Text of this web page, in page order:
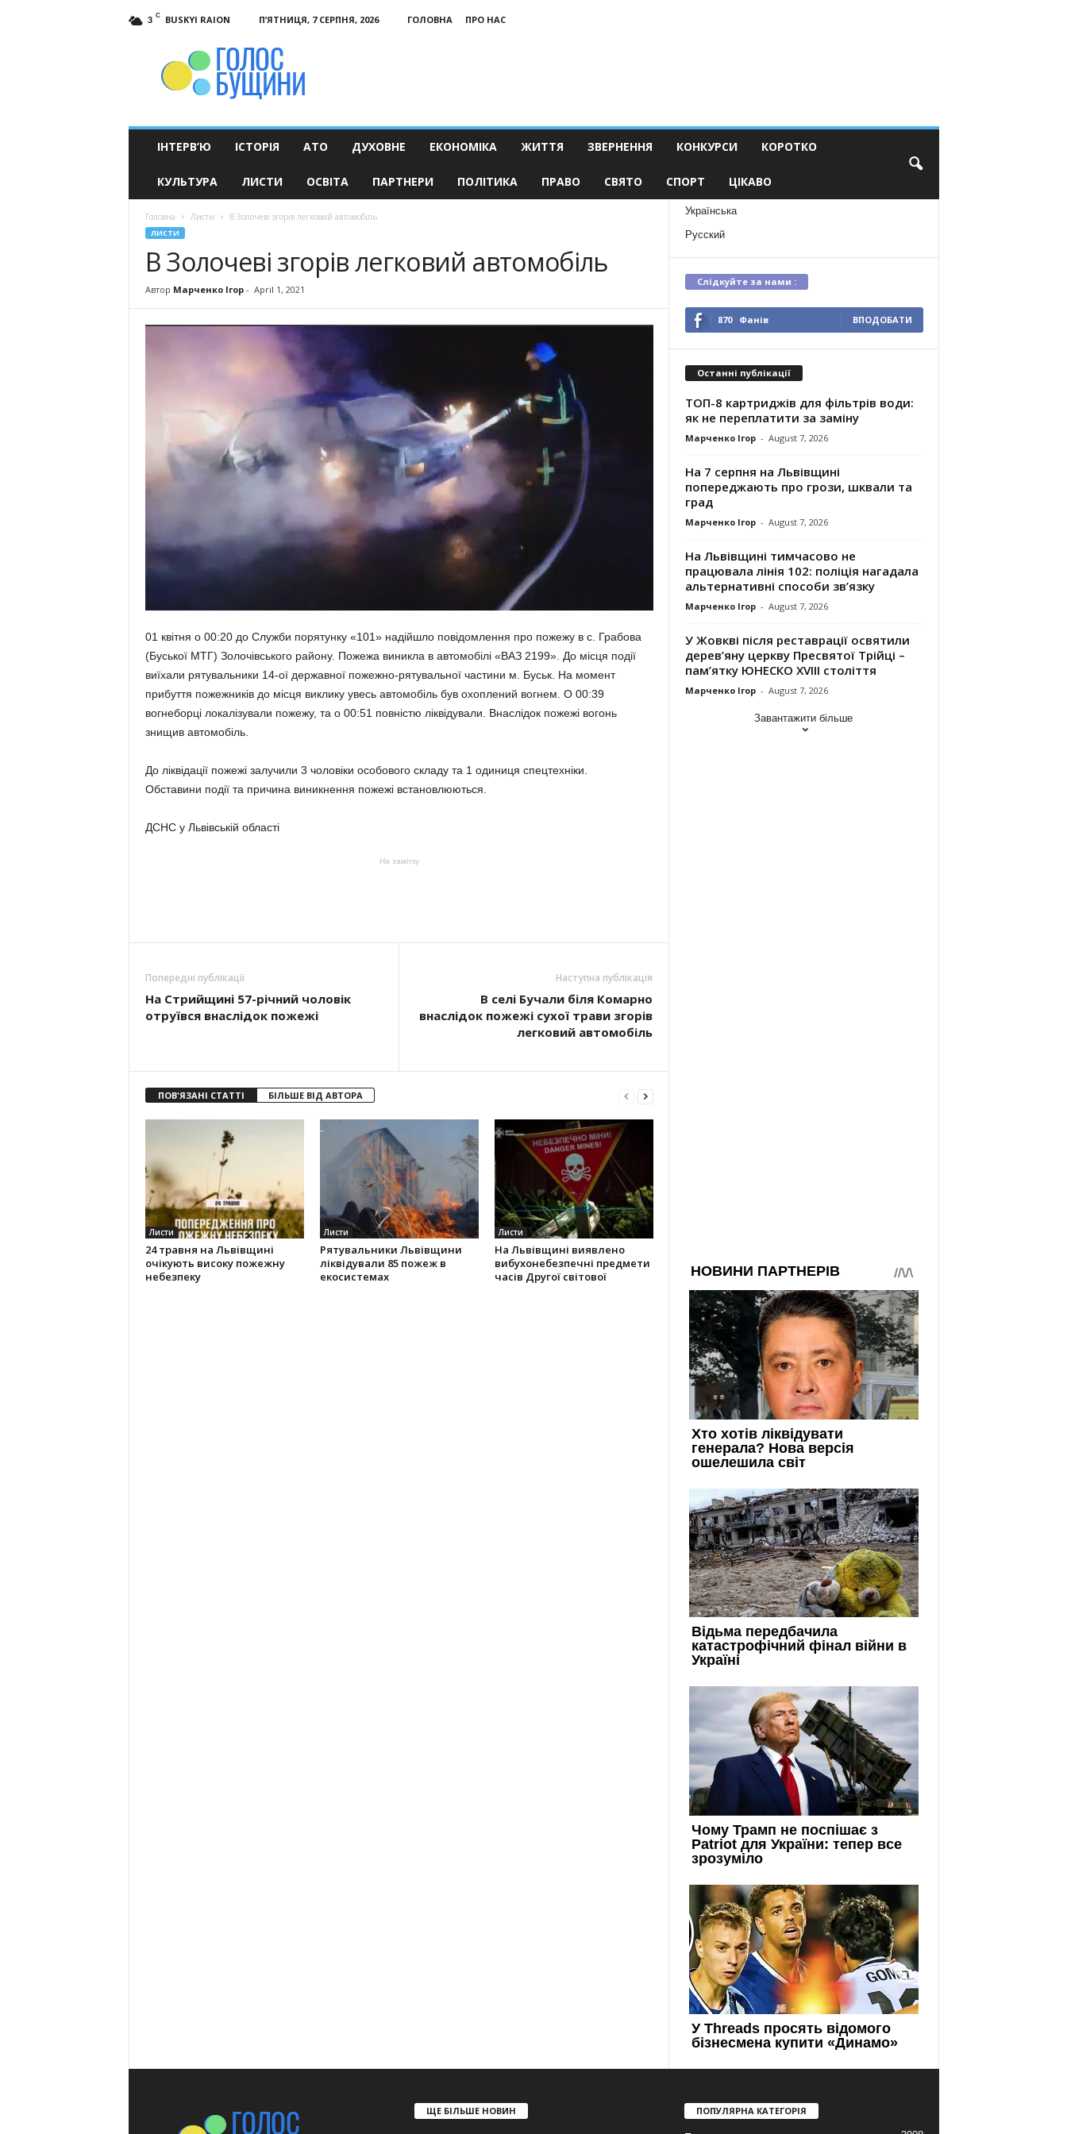
3 C BUSKYI RAION П’ЯТНИЦЯ, 7 СЕРПНЯ, 2026 ГОЛОВНА
ПРО НАС
ІНТЕРВ’Ю ІСТОРІЯ АТО ДУХОВНЕ ЕКОНОМІКА ЖИТТЯ ЗВЕРНЕННЯ КОНКУРСИ КОРОТКО
КУЛЬТУРА ЛИСТИ ОСВІТА ПАРТНЕРИ ПОЛІТИКА ПРАВО СВЯТО СПОРТ ЦІКАВО
Головна Листи В Золочеві згорів легковий автомобіль
ЛИСТИ
В Золочеві згорів легковий автомобіль
Автор Марченко Ігор- April 1, 2021
01 квітня о 00:20 до Служби порятунку «101» надійшло повідомлення про пожежу в с. Грабова
(Буської МТГ) Золочівського району. Пожежа виникла в автомобілі «ВАЗ 2199». До місця події
виїхали рятувальники 14-ої державної пожежно-рятувальної частини м. Буськ. На момент
прибуття пожежників до місця виклику увесь автомобіль був охоплений вогнем. О 00:39
вогнеборці локалізували пожежу, та о 00:51 повністю ліквідували. Внаслідок пожежі вогонь
знищив автомобіль.
До ліквідації пожежі залучили 3 чоловіки особового складу та 1 одиниця спецтехніки.
Обставини події та причина виникнення пожежі встановлюються.
ДСНС у Львівській області
На замітку
Попередні публікації
На Стрийщині 57-річний чоловік
отруївся внаслідок пожежі
Наступна публікація
В селі Бучали біля Комарно
внаслідок пожежі сухої трави згорів
легковий автомобіль
ПОВ'ЯЗАНІ СТАТТІ БІЛЬШЕ ВІД АВТОРА
Листи
24 травня на Львівщині
очікують високу пожежну
небезпеку
Листи
Рятувальники Львівщини
ліквідували 85 пожеж в
екосистемах
Листи
На Львівщині виявлено
вибухонебезпечні предмети
часів Другої світової
Українська
Русский
Слідкуйте за нами :
870 Фанів ВПОДОБАТИ
Останні публікації
ТОП-8 картриджів для фільтрів води:
як не переплатити за заміну
Марченко Ігор - August 7, 2026
На 7 серпня на Львівщині
попереджають про грози, шквали та
град
Марченко Ігор - August 7, 2026
На Львівщині тимчасово не
працювала лінія 102: поліція нагадала
альтернативні способи зв’язку
Марченко Ігор - August 7, 2026
У Жовкві після реставрації освятили
дерев’яну церкву Пресвятої Трійці –
пам’ятку ЮНЕСКО XVIII століття
Марченко Ігор - August 7, 2026
Завантажити більше
ЩЕ БІЛЬШЕ НОВИН ПОПУЛЯРНА КАТЕГОРІЯ